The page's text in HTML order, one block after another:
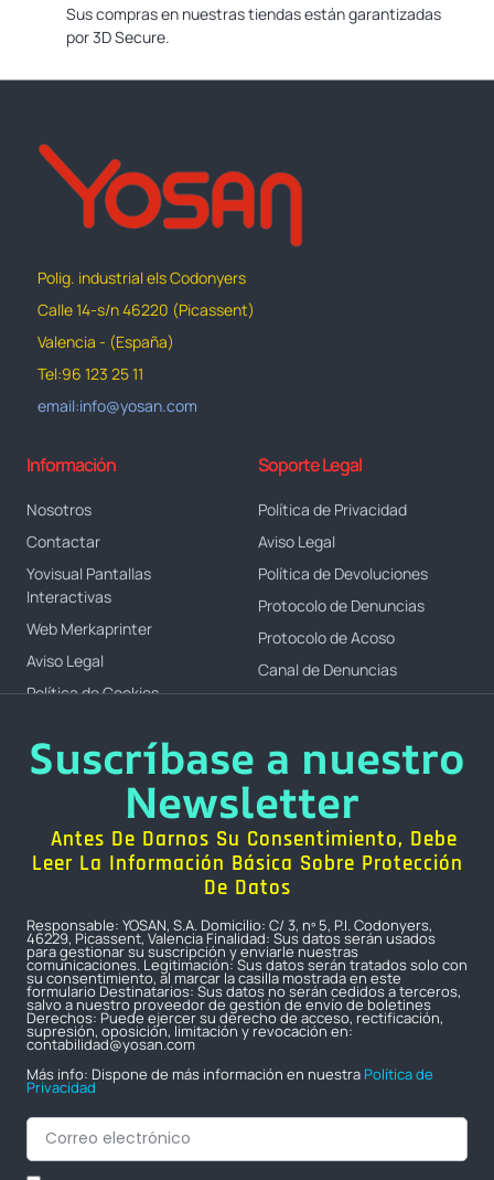
Sus compras en nuestras tiendas están garantizadas
por 3D Secure.
Polig. industrial els Codonyers
Calle 14-s/n 46220 (Picassent)
Valencia - (España)
Tel:96 123 25 11
email:info@yosan.com
Información
Nosotros
Contactar
Yovisual Pantallas
Interactivas
Web Merkaprinter
Aviso Legal
Política de Cookies
Soporte Legal
Política de Privacidad
Aviso Legal
Política de Devoluciones
Protocolo de Denuncias
Protocolo de Acoso
Canal de Denuncias
Suscríbase a nuestro
Newsletter
Antes De Darnos Su Consentimiento, Debe
Leer La Información Básica Sobre Protección
De Datos
Responsable: YOSAN, S.A. Domicilio: C/ 3, nº 5, P.I. Codonyers,
46229, Picassent, Valencia Finalidad: Sus datos serán usados
para gestionar su suscripción y enviarle nuestras
comunicaciones. Legitimación: Sus datos serán tratados solo con
su consentimiento, al marcar la casilla mostrada en este
formulario Destinatarios: Sus datos no serán cedidos a terceros,
salvo a nuestro proveedor de gestión de envío de boletines
Derechos: Puede ejercer su derecho de acceso, rectificación,
supresión, oposición, limitación y revocación en:
contabilidad@yosan.com
Más info: Dispone de más información en nuestra Política de
Privacidad